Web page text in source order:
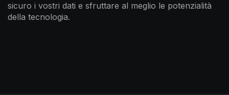
sicuro i vostri dati e sfruttare al meglio le potenzialità
della tecnologia.